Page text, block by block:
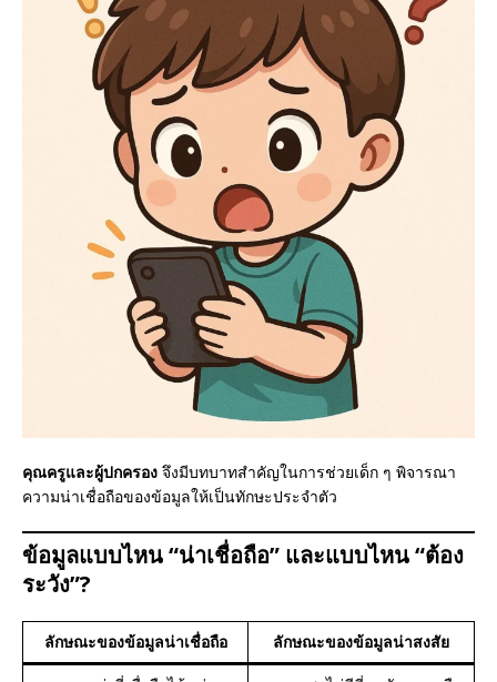
คุณครูและผู้ปกครอง จึงมีบทบาทสำคัญในการช่วยเด็ก ๆ พิจารณา
ความน่าเชื่อถือของข้อมูลให้เป็นทักษะประจำตัว
ข้อมูลแบบไหน “น่าเชื่อถือ” และแบบไหน “ต้อง
ระวัง”?
ลักษณะของข้อมูลน่าเชื่อถือ ลักษณะของข้อมูลน่าสงสัย